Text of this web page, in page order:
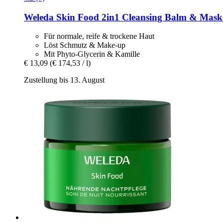
Weleda Skin Food 2in1 Cleansing Balm &
Für normale, reife & trockene Haut
Löst Schmutz & Make-up
Mit Phyto-Glycerin & Kamille
€ 13,09 (€ 174,53 / l)
Zustellung bis 13. August